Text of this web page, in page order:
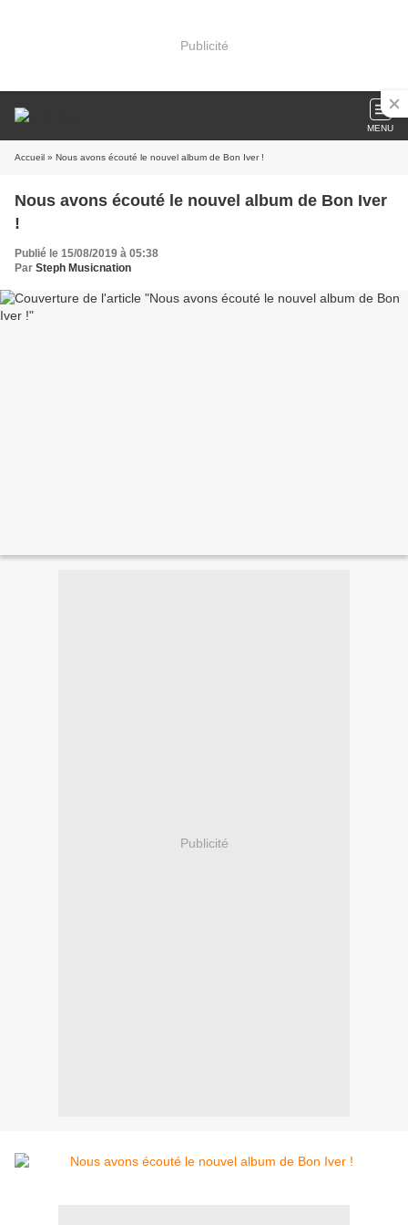
Publicité
MENU
Accueil » Nous avons écouté le nouvel album de Bon Iver !
Nous avons écouté le nouvel album de Bon Iver
!
Publié le 15/08/2019 à 05:38
Par Steph Musicnation
Publicité